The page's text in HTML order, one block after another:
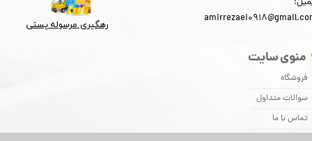
منوی سایت
فروشگاه
سوالات متداول
تماس با ما
رهگیری مرسوله پستی​​​​​​​